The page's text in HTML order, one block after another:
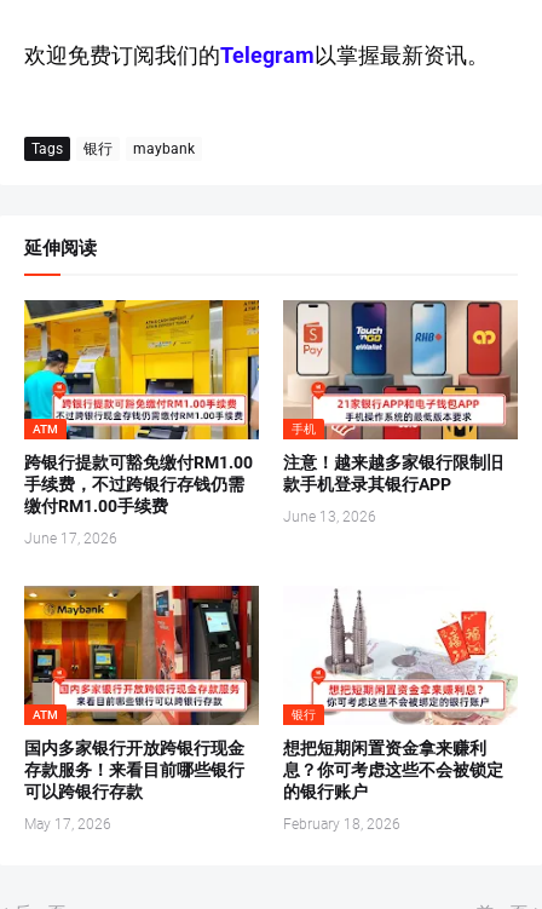
欢迎免费订阅我们的Telegram以掌握最新资讯。
Tags 银行 maybank
延伸阅读
ATM
跨银行提款可豁免缴付RM1.00
手续费，不过跨银行存钱仍需
缴付RM1.00手续费
June 17, 2026
手机
注意！越来越多家银行限制旧
款手机登录其银行APP
June 13, 2026
ATM
国内多家银行开放跨银行现金
存款服务！来看目前哪些银行
可以跨银行存款
May 17, 2026
银行
想把短期闲置资金拿来赚利
息？你可考虑这些不会被锁定
的银行账户
February 18, 2026